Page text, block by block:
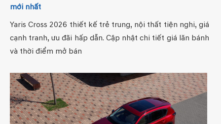
mới nhất
Yaris Cross 2026 thiết kế trẻ trung, nội thất tiện nghi, giá
cạnh tranh, ưu đãi hấp dẫn. Cập nhật chi tiết giá lăn bánh
và thời điểm mở bán